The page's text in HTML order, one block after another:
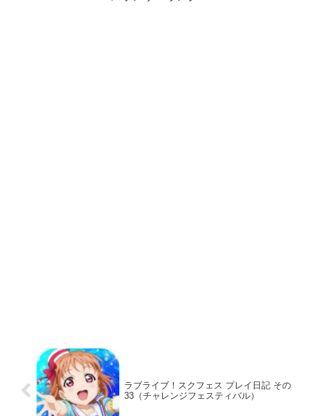
ラブライブ！スクフェス プレイ日記 その
33（チャレンジフェスティバル）